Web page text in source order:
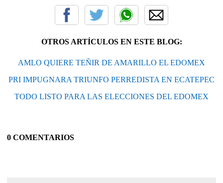
OTROS ARTÍCULOS EN ESTE BLOG:
AMLO QUIERE TEÑIR DE AMARILLO EL EDOMEX
PRI IMPUGNARA TRIUNFO PERREDISTA EN ECATEPEC
TODO LISTO PARA LAS ELECCIONES DEL EDOMEX
0 COMENTARIOS